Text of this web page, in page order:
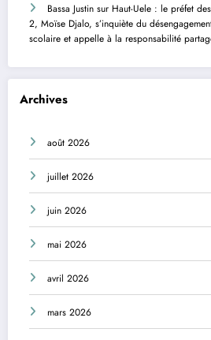
Bassa Justin sur Haut-Uele : le préfet
2, Moïse Djalo, s’inquiète du
scolaire et appelle à la responsabilité
Archives
août 2026
juillet 2026
juin 2026
mai 2026
avril 2026
mars 2026